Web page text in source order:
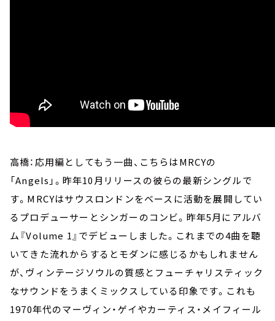
高橋：応用編としてもう一曲、こちらはMRCYの
「Angels」。昨年10月リリースの彼らの最新シングルで
す。MRCYはサウスロンドンをベースに活動を展開してい
るプロデューサーとシンガーのコンビ。昨年5月にアルバ
ム『Volume 1』でデビューしました。これまでの4曲を聴
いてきた流れからするとモダンに感じるかもしれません
が、ヴィンテージソウルの質感とフューチャリスティック
なサウンドをうまくミックスしている印象です。これも
1970年代のマーヴィン・ゲイやカーティス・メイフィール